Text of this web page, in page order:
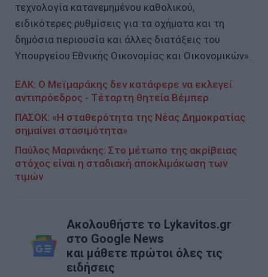
τεχνολογία κατανεμημένου καθολικού,
ειδικότερες ρυθμίσεις για τα οχήματα και τη
δημόσια περιουσία και άλλες διατάξεις του
Υπουργείου Εθνικής Οικονομίας και Οικονομικών».
ΕΛΚ: Ο Μεϊμαράκης δεν κατάφερε να εκλεγεί
αντιπρόεδρος - Τέταρτη θητεία Βέμπερ
ΠΑΣΟΚ: «Η σταθερότητα της Νέας Δημοκρατίας
σημαίνει στασιμότητα»
Παύλος Μαρινάκης: Στο μέτωπο της ακρίβειας
στόχος είναι η σταδιακή αποκλιμάκωση των
τιμών
Ακολουθήστε το Lykavitos.gr
στο Google News
και μάθετε πρώτοι όλες τις
ειδήσεις